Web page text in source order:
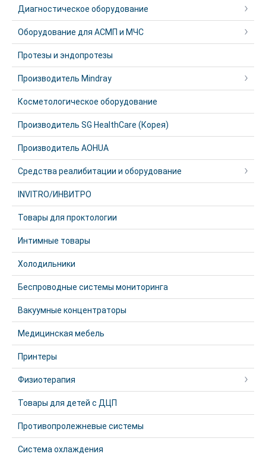
Диагностическое оборудование
Оборудование для АСМП и МЧС
Протезы и эндопротезы
Производитель Mindray
Косметологическое оборудование
Производитель SG HealthCare (Корея)
Производитель AOHUA
Средства реалибитации и оборудование
INVITRO/ИНВИТРО
Товары для проктологии
Интимные товары
Холодильники
Беспроводные системы мониторинга
Вакуумные концентраторы
Медицинская мебель
Принтеры
Физиотерапия
Товары для детей с ДЦП
Противопролежневые системы
Система охлаждения